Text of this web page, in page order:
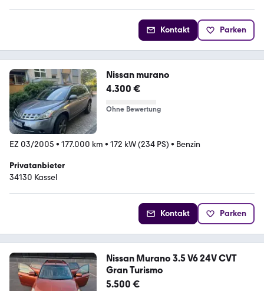
Kontakt Parken
Nissan murano
4.300 €
Ohne Bewertung
EZ 03/2005 • 177.000 km • 172 kW (234 PS) • Benzin
Privatanbieter
34130 Kassel
Kontakt Parken
Nissan Murano 3.5 V6 24V CVT
Gran Turismo
5.500 €